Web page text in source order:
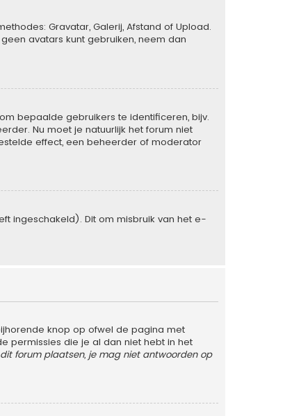
Gravatar, Galerij, Afstand of Upload.
avatars kunt gebruiken, neem dan
bepaalde gebruikers te identificeren, bijv.
Nu moet je natuurlijk het forum niet
effect, een beheerder of moderator
ingeschakeld). Dit om misbruik van het e-
knop op ofwel de pagina met
permissies die je al dan niet hebt in het
forum plaatsen, je mag niet antwoorden op